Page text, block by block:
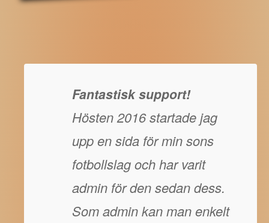
Fantastisk support!
Hösten 2016 startade jag
upp en sida för min sons
fotbollslag och har varit
admin för den sedan dess.
Som admin kan man enkelt